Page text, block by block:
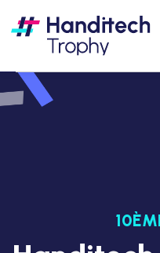
au
contenu
#HTT2026